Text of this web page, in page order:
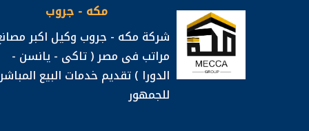
مكه - جروب
شركة مكه - جروب وكيل اكبر
مراتب فى مصر ( تاكى - يانسن -
الدورا ) تقديم خدمات البيع المباشر
للجمهور